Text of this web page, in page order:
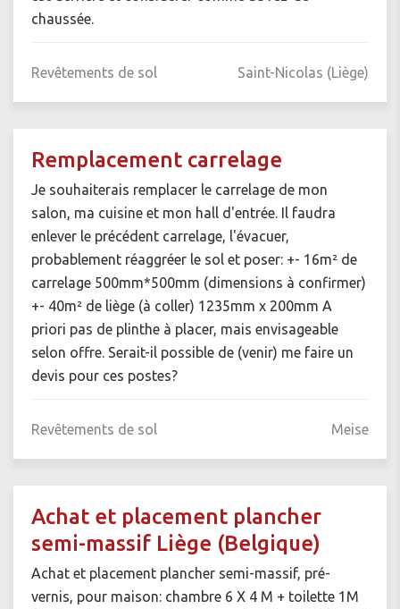
chaussée.
Revêtements de sol Saint-Nicolas (Liège)
Remplacement carrelage
Je souhaiterais remplacer le carrelage de mon
salon, ma cuisine et mon hall d'entrée. Il faudra
enlever le précédent carrelage, l'évacuer,
probablement réaggréer le sol et poser: +- 16m² de
carrelage 500mm*500mm (dimensions à confirmer)
+- 40m² de liège (à coller) 1235mm x 200mm A
priori pas de plinthe à placer, mais envisageable
selon offre. Serait-il possible de (venir) me faire un
devis pour ces postes?
Revêtements de sol Meise
Achat et placement plancher
semi-massif Liège (Belgique)
Achat et placement plancher semi-massif, pré-
vernis, pour maison: chambre 6 X 4 M + toilette 1M